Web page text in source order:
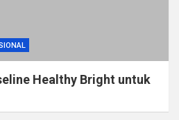
Healthy Bright untuk